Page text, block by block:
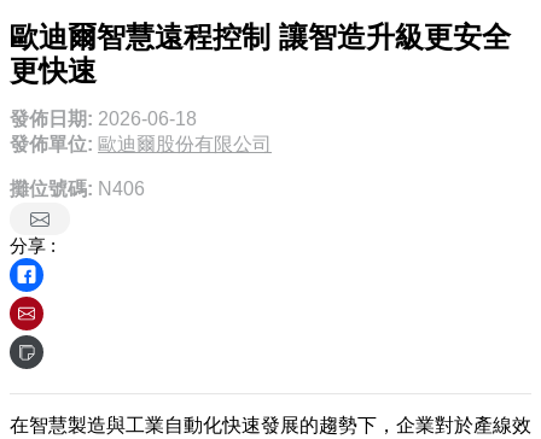
歐迪爾智慧遠程控制 讓智造升級更安全
更快速
發佈日期: 2026-06-18
發佈單位: 歐迪爾股份有限公司
攤位號碼: N406
分享 :
在智慧製造與工業自動化快速發展的趨勢下，企業對於產線效